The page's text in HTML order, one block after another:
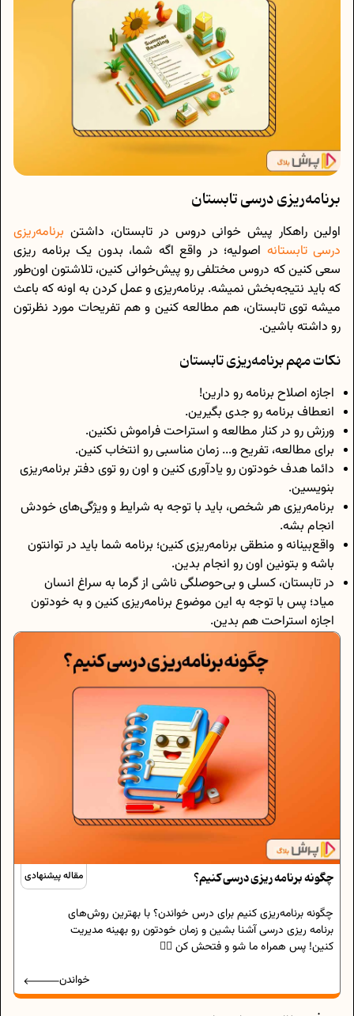
برنامه‌ریزی درسی تابستان
اولین راهکار پیش خوانی دروس در تابستان، داشتن برنامه‌ریزی
درسی تابستانه اصولیه؛ در واقع اگه شما، بدون یک برنامه ریزی
سعی کنین که دروس مختلفی رو پیش‌خوانی کنین، تلاشتون اون‌طور
که باید نتیجه‌بخش نمیشه. برنامه‌ریزی و عمل کردن به اونه که باعث
میشه توی تابستان، هم مطالعه کنین و هم تفریحات مورد نظرتون
رو داشته باشین.
نکات مهم برنامه‌ریزی تابستان
اجازه اصلاح برنامه رو دارین!
انعطاف برنامه رو جدی بگیرین.
ورزش رو در کنار مطالعه و استراحت فراموش نکنین.
برای مطالعه، تفریح و... زمان مناسبی رو انتخاب کنین.
دائما هدف خودتون رو یادآوری کنین و اون رو توی دفتر برنامه‌ریزی
بنویسین.
برنامه‌ریزی هر شخص، باید با توجه به شرایط و ویژگی‌های خودش
انجام بشه.
واقع‌بینانه و منطقی برنامه‌ریزی کنین؛ برنامه شما باید در توانتون
باشه و بتونین اون رو انجام بدین.
در تابستان، کسلی و بی‌حوصلگی ناشی از گرما به سراغ انسان
میاد؛ پس با توجه به این موضوع برنامه‌ریزی کنین و به خودتون
اجازه استراحت هم بدین.
مقاله پیشنهادی چگونه برنامه‌ ریزی درسی کنیم؟
چگونه برنامه‌ریزی کنیم برای درس خواندن؟ با بهترین روش‌های
برنامه‌ ریزی درسی آشنا بشین و زمان خودتون رو بهینه مدیریت
کنین! پس همراه ما شو و فتحش کن 🏴‍☠️
خواندن